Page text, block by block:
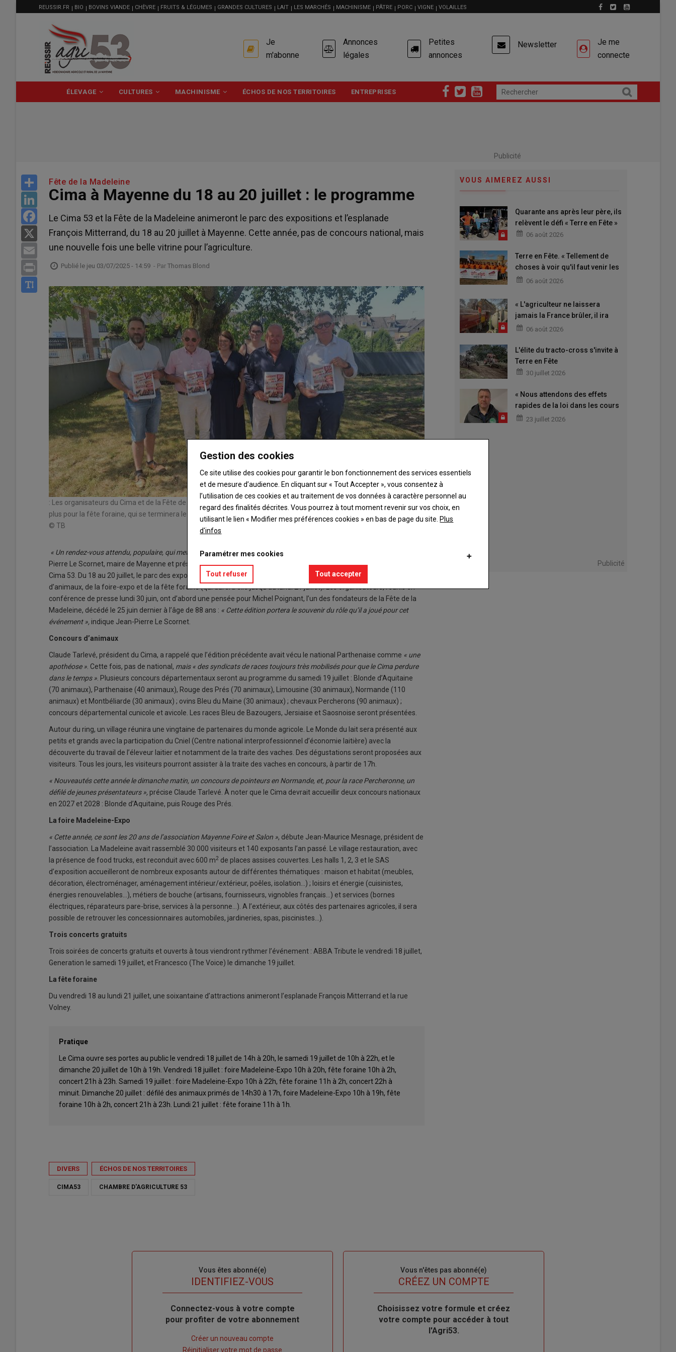
MENU
FILIÈRE
REUSSIR.FR BIO BOVINS VIANDE CHÈVRE FRUITS & LÉGUMES GRANDES CULTURES LAIT LES MARCHÉS MACHINISME PÂTRE PORC VIGNE VOLAILLES
USER
ACCOUNT
MENU
Je
m'abonne
Annonces
légales
Petites
annonces
Newsletter
Je me
connecte
PRINCIPALE
ÉLEVAGE CULTURES MACHINISME ÉCHOS DE NOS TERRITOIRES ENTREPRISES
Publicité
Share
LinkedIn
Facebook
Email
Print
Fête de la Madeleine
Cima à Mayenne du 18 au 20 juillet : le programme
Le Cima 53 et la Fête de la Madeleine animeront le parc des expositions et l’esplanade
François Mitterrand, du 18 au 20 juillet à Mayenne. Cette année, pas de concours national, mais
une nouvelle fois une belle vitrine pour l’agriculture.
Publié le jeu 03/07/2025 - 14:59 - Par Thomas Blond
: Les organisateurs du Cima et de la Fête de la Madeleine, qui se tiendront du 18 au 20 juillet à Mayenne. Une journée de
plus pour la fête foraine, qui se terminera le lundi 21 juillet.
© TB
« Un rendez-vous attendu, populaire, qui met en avant les savoir-faire agricoles et artisanaux »
Pierre Le Scornet, maire de Mayenne et président de Mayenne Communauté, résume la Fête de la Madeleine et le
Cima 53. Du 18 au 20 juillet, le parc des expositions et l’esplanade François Mitterrand vivront au rythme des concours
d’animaux, de la foire-expo et de la fête foraine (qui durera elle jusqu’au lundi 21 juillet). Les organisateurs, réunis en
conférence de presse lundi 30 juin, ont d’abord une pensée pour Michel Poignant, l’un des fondateurs de la Fête de la
Madeleine, décédé le 25 juin dernier à l’âge de 88 ans : « Cette édition portera le souvenir du rôle qu’il a joué pour cet
événement », indique Jean-Pierre Le Scornet.
Concours d’animaux
Claude Tarlevé, président du Cima, a rappelé que l’édition précédente avait vécu le national Parthenaise comme « une
apothéose ». Cette fois, pas de national, mais « des syndicats de races toujours très mobilisés pour que le Cima perdure
dans le temps ». Plusieurs concours départementaux seront au programme du samedi 19 juillet : Blonde d’Aquitaine
(70 animaux), Parthenaise (40 animaux), Rouge des Prés (70 animaux), Limousine (30 animaux), Normande (110
animaux) et Montbéliarde (30 animaux) ; ovins Bleu du Maine (30 animaux) ; chevaux Percherons (90 animaux) ;
concours départemental cunicole et avicole. Les races Bleu de Bazougers, Jersiaise et Saosnoise seront présentées.
Autour du ring, un village réunira une vingtaine de partenaires du monde agricole. Le Monde du lait sera présenté aux
petits et grands avec la participation du Cniel (Centre national interprofessionnel d’économie laitière) avec la
découverte du travail de l’éleveur laitier et notamment de la traite des vaches. Des dégustations seront proposées aux
visiteurs. Tous les jours, les visiteurs pourront assister à la traite des vaches en concours, à partir de 17h.
« Nouveautés cette année le dimanche matin, un concours de pointeurs en Normande, et, pour la race Percheronne, un
défilé de jeunes présentateurs », précise Claude Tarlevé. À noter que le Cima devrait accueillir deux concours nationaux
en 2027 et 2028 : Blonde d’Aquitaine, puis Rouge des Prés.
La foire Madeleine-Expo
« Cette année, ce sont les 20 ans de l’association Mayenne Foire et Salon », débute Jean-Maurice Mesnage, président de
l’association. La Madeleine avait rassemblé 30 000 visiteurs et 140 exposants l’an passé. Le village restauration, avec
la présence de food trucks, est reconduit avec 600 m2 de places assises couvertes. Les halls 1, 2, 3 et le SAS
d’exposition accueilleront de nombreux exposants autour de différentes thématiques : maison et habitat (meubles,
décoration, électroménager, aménagement intérieur/extérieur, poêles, isolation…) ; loisirs et énergie (cuisinistes,
énergies renouvelables…), métiers de bouche (artisans, fournisseurs, vignobles français…) et services (bornes
électriques, réparateurs pare-brise, services à la personne…). A l’extérieur, aux côtés des partenaires agricoles, il sera
possible de retrouver les concessionnaires automobiles, jardineries, spas, piscinistes…).
Trois concerts gratuits
Trois soirées de concerts gratuits et ouverts à tous viendront rythmer l’événement : ABBA Tribute le vendredi 18 juillet,
Generation le samedi 19 juillet, et Francesco (The Voice) le dimanche 19 juillet.
La fête foraine
Du vendredi 18 au lundi 21 juillet, une soixantaine d’attractions animeront l’esplanade François Mitterrand et la rue
Volney.
Pratique
Le Cima ouvre ses portes au public le vendredi 18 juillet de 14h à 20h, le samedi 19 juillet de 10h à 22h, et le
dimanche 20 juillet de 10h à 19h. Vendredi 18 juillet : foire Madeleine-Expo 10h à 20h, fête foraine 10h à 2h,
concert 21h à 23h. Samedi 19 juillet : foire Madeleine-Expo 10h à 22h, fête foraine 11h à 2h, concert 22h à
minuit. Dimanche 20 juillet : défilé des animaux primés de 14h30 à 17h, foire Madeleine-Expo 10h à 19h, fête
foraine 10h à 2h, concert 21h à 23h. Lundi 21 juillet : fête foraine 11h à 1h.
DIVERS ÉCHOS DE NOS TERRITOIRES
CIMA53 CHAMBRE D'AGRICULTURE 53
VOUS AIMEREZ AUSSI
Quarante ans après leur père, ils
relèvent le défi « Terre en Fête »
06 août 2026
Terre en Fête. « Tellement de
choses à voir qu'il faut venir les
deux jours »
06 août 2026
« L'agriculteur ne laissera
jamais la France brûler, il ira
aider »06 août 2026
L'élite du tracto-cross s'invite à
Terre en Fête
30 juillet 2026
« Nous attendons des effets
rapides de la loi dans les cours
de fermes »
23 juillet 2026
Publicité
Vous êtes abonné(e)
IDENTIFIEZ-VOUS
Body
Connectez-vous à votre compte
pour profiter de votre abonnement
Créer un nouveau compte
Réinitialiser votre mot de passe
Vous n'êtes pas abonné(e)
TITRECRÉEZ UN COMPTE
Body
Choisissez votre formule et créez
votre compte pour accéder à tout
l'Agri53.
Gestion des cookies
Ce site utilise des cookies pour garantir le bon fonctionnement des services essentiels
et de mesure d’audience. En cliquant sur « Tout Accepter », vous consentez à
l’utilisation de ces cookies et au traitement de vos données à caractère personnel au
regard des finalités décrites. Vous pourrez à tout moment revenir sur vos choix, en
utilisant le lien « Modifier mes préférences cookies » en bas de page du site.Plus
d'infos
Paramétrer mes cookies
Tout refuser Tout accepter